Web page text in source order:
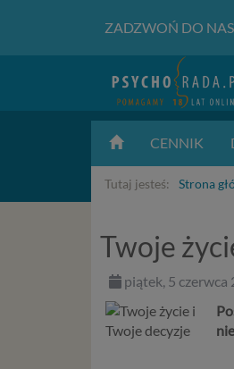
ZADZWOŃ DO NAS
CENNIK
Tutaj jesteś: Strona
Twoje
piątek, 5 czerwca